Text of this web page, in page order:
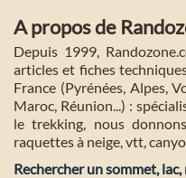
A propos de
Depuis 1999,
articles et fiches
France (Pyrénées, Alpes,
Maroc, Réunion...) :
le trekking, nous
raquettes à neige, vtt,
Rechercher un sommet, lac,